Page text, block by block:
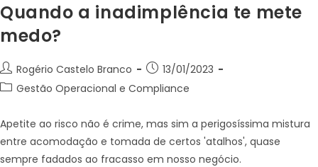
Quando a inadimplência te mete
medo?
Rogério Castelo Branco
13/01/2023
Gestão Operacional e Compliance
Apetite ao risco não é crime, mas sim a perigosíssima mistura
entre acomodação e tomada de certos 'atalhos', quase
sempre fadados ao fracasso em nosso negócio.